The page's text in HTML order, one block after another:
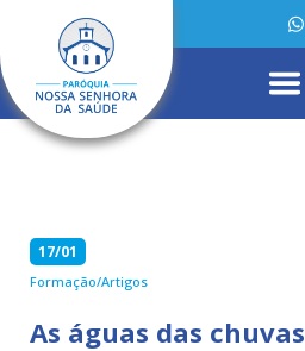
17/01
Formação/Artigos
As águas das chuvas